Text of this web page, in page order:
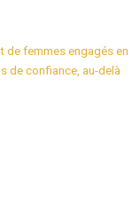
de femmes engagés en
de confiance, au-delà